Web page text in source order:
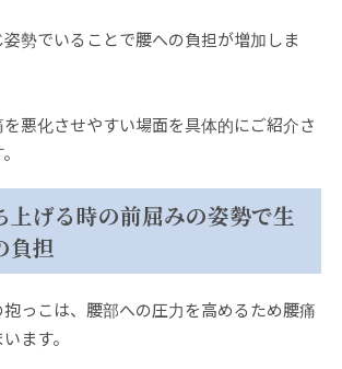
勢でいることで腰への負担が増加しま
悪化させやすい場面を具体的にご紹介さ
上げる時の前屈みの姿勢で生
負担
っこは、腰部への圧力を高めるため腰痛
ます。